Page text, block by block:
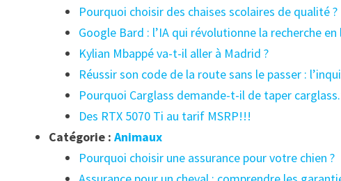
Pourquoi choisir des chaises scolaires de qualité ?
Google Bard : l’IA qui révolutionne la recherche
Kylian Mbappé va-t-il aller à Madrid ?
Réussir son code de la route sans le passer :
Pourquoi Carglass demande-t-il de taper
Des RTX 5070 Ti au tarif MSRP!!!
Catégorie :Animaux
Pourquoi choisir une assurance pour votre chien ?